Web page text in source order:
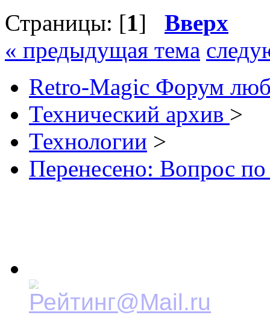
Страницы: [1] Вверх
« предыдущая тема
Retro-Magic Форум
Технический архив >
Технологии >
Перенесено: Вопрос